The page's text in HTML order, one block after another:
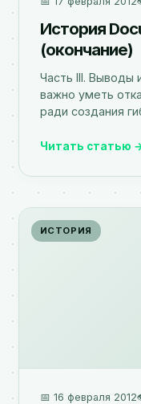
История
(окончание)
Часть III. Выводы
важно уметь
ради создания
Читать статью
ИСТОРИЯ
📅 16 февраля 2012